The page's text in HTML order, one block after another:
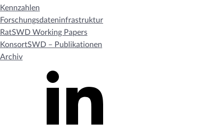
Kennzahlen
Forschungsdateninfrastruktur
RatSWD Working Papers
KonsortSWD – Publikationen
Archiv